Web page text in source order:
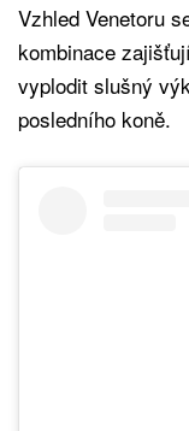
Vzhled Venetoru
kombinace
vyplodit slušný
posledního koně.